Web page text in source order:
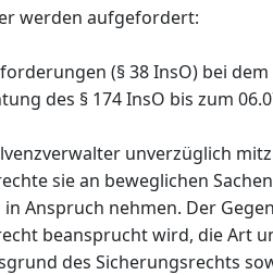
werden aufgefordert:
(§ 38 InsO) bei
des § 174 InsO bis zum
unverzüglich
sie an beweglichen
Anspruch nehmen. Der
beansprucht wird, die Art
des Sicherungsrechts